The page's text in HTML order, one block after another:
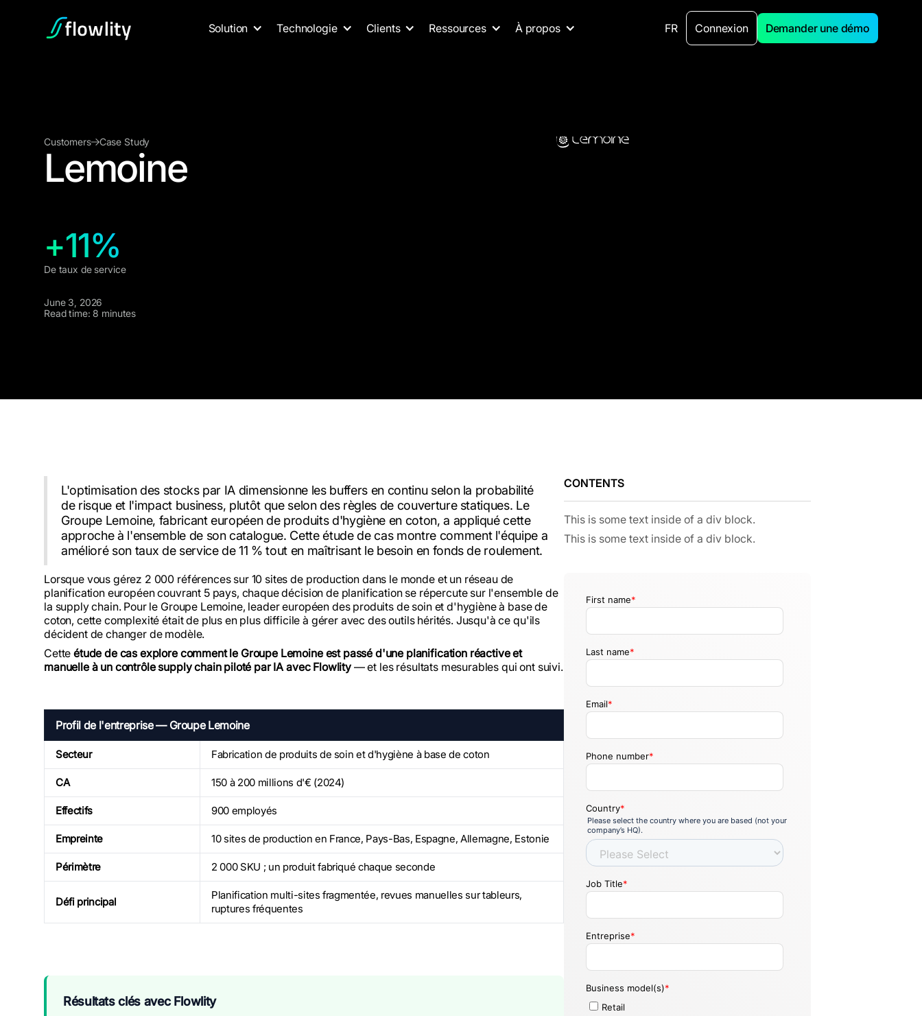
Solution Technologie Clients Ressources À propos FR Connexion Demander une démo
Customers Case Study
Lemoine
+11%
De taux de service
June 3, 2026
Read time: 8 minutes
L'optimisation des stocks par IA dimensionne les buffers en continu selon la probabilité
de risque et l'impact business, plutôt que selon des règles de couverture statiques. Le
Groupe Lemoine, fabricant européen de produits d'hygiène en coton, a appliqué cette
approche à l'ensemble de son catalogue. Cette étude de cas montre comment l'équipe a
amélioré son taux de service de 11 % tout en maîtrisant le besoin en fonds de roulement.
Lorsque vous gérez 2 000 références sur 10 sites de production dans le monde et un réseau de
planification européen couvrant 5 pays, chaque décision de planification se répercute sur l'ensemble de
la supply chain. Pour le Groupe Lemoine, leader européen des produits de soin et d'hygiène à base de
coton, cette complexité était de plus en plus difficile à gérer avec des outils hérités. Jusqu'à ce qu'ils
décident de changer de modèle.
Cetteétude de cas explore comment le Groupe Lemoine est passé d'une planification réactive et
manuelle à un contrôle supply chain piloté par IA avec Flowlity— et les résultats mesurables qui ont suivi.
Profil de l'entreprise — Groupe Lemoine
Secteur Fabrication de produits de soin et d'hygiène à base de coton
CA 150 à 200 millions d'€ (2024)
Effectifs 900 employés
Empreinte 10 sites de production en France, Pays-Bas, Espagne, Allemagne, Estonie
Périmètre 2 000 SKU ; un produit fabriqué chaque seconde
Défi principal
Planification multi-sites fragmentée, revues manuelles sur tableurs,
ruptures fréquentes
Résultats clés avec Flowlity
CONTENTS
This is some text inside of a div block.
This is some text inside of a div block.